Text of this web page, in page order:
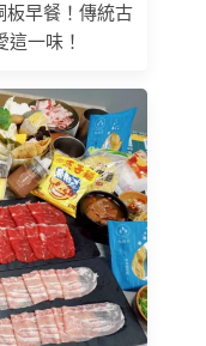
板早餐！傳統古
一味！